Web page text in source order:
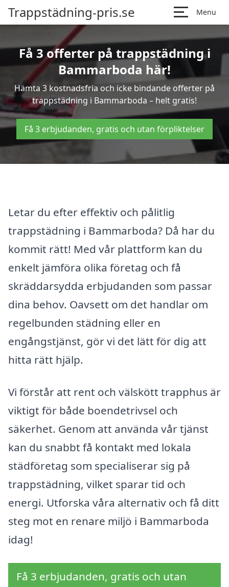
Trappstädning-pris.se Menu
Få 3 offerter på trappstädning i
Bammarboda här!
Hämta 3 kostnadsfria och icke bindande offerter på
trappstädning i Bammarboda – helt gratis!
Få 3 erbjudanden, gratis och utan förpliktelser
Letar du efter effektiv och pålitlig
trappstädning i Bammarboda? Då har du
kommit rätt! Med vår plattform kan du
enkelt jämföra olika företag och få
skräddarsydda erbjudanden som passar
dina behov. Oavsett om det handlar om
regelbunden städning eller en
engångstjänst, gör vi det lätt för dig att
hitta rätt hjälp.
Vi förstår att rent och välskött trapphus är
viktigt för både boendetrivsel och
säkerhet. Genom att använda vår tjänst
kan du snabbt få kontakt med lokala
städföretag som specialiserar sig på
trappstädning, vilket sparar tid och
energi. Utforska våra alternativ och få ditt
steg mot en renare miljö i Bammarboda
idag!
Få 3 erbjudanden, gratis och utan